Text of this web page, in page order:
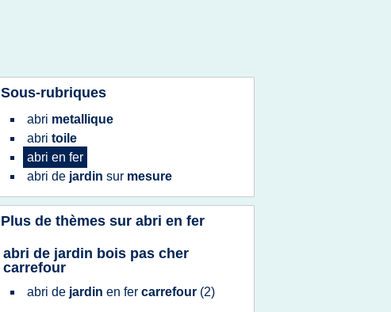
Sous-rubriques
abri metallique
abri toile
abri en fer
abri de jardin sur mesure
Plus de thèmes sur abri en fer
abri de jardin bois pas cher
carrefour
abri de jardin en fer carrefour (2)